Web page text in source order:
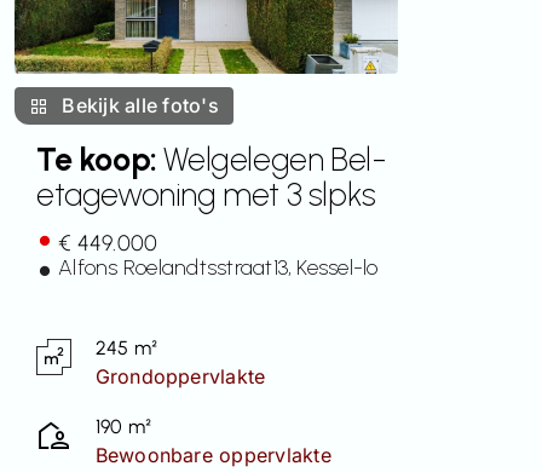
Succesverhalen
Team
Bekijk alle foto's
Te koop:Welgelegen Bel-
etagewoning met 3 slpks
€ 449.000
Alfons Roelandtsstraat13, Kessel-lo
245 m²
Grondoppervlakte
190 m²
Bewoonbare oppervlakte